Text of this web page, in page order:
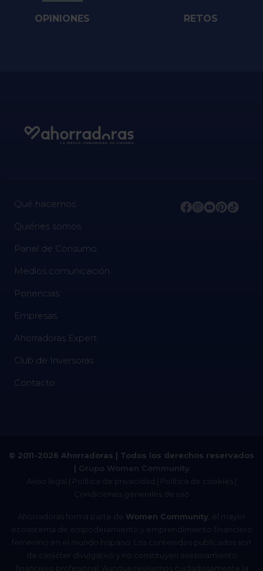
OPINIONES RETOS
Qué hacemos
Quiénes somos
Panel de Consumo
Medios comunicación
Ponencias
Empresas
Ahorradoras Expert
Club de Inversoras
Contacto
© 2011-2026 Ahorradoras | Todos los derechos reservados
| Grupo Women Community
Aviso legal
Política de privacidad Política de cookies
Condiciones generales de uso
Ahorradoras forma parte de Women Community , el mayor
ecosistema de empoderamiento y emprendimiento financiero
femenino en el mundo hispano. Los contenidos publicados son
de carácter divulgativo y no constituyen asesoramiento
financiero profesional. Aunque revisamos cuidadosamente la